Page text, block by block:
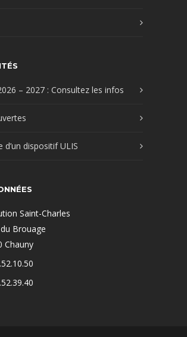
– 2027 : Consultez les infos
d’un dispositif ULIS
Saint-Charles
Brouage
Chauny